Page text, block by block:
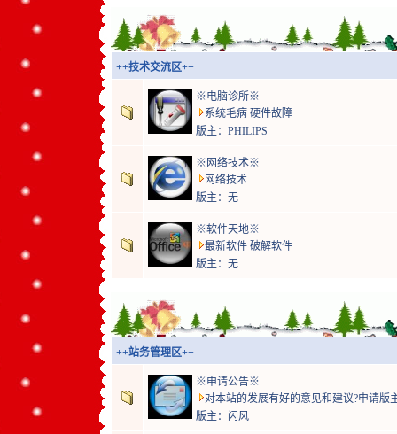
++技术交流区++
※电脑诊所※
系统毛病 硬件故障
版主： PHILIPS
※网络技术※
网络技术
版主：无
※软件天地※
最新软件 破解软件
版主：无
++站务管理区++
※申请公告※
对本站的发展有好的意见和建议?申请版
版主： 闪风